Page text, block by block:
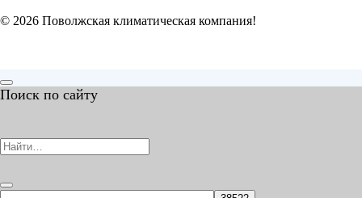
© 2026 Поволжская климатическая компания!
Поиск по сайту